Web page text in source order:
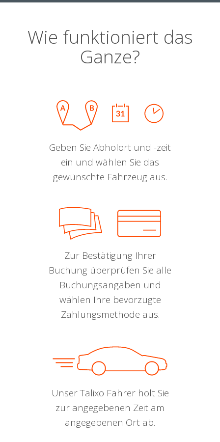
Wie funktioniert das
Ganze?
Geben Sie Abholort und -zeit
ein und wählen Sie das
gewünschte Fahrzeug aus.
Zur Bestätigung Ihrer
Buchung überprüfen Sie alle
Buchungsangaben und
wählen Ihre bevorzugte
Zahlungsmethode aus.
Unser Talixo Fahrer holt Sie
zur angegebenen Zeit am
angegebenen Ort ab.